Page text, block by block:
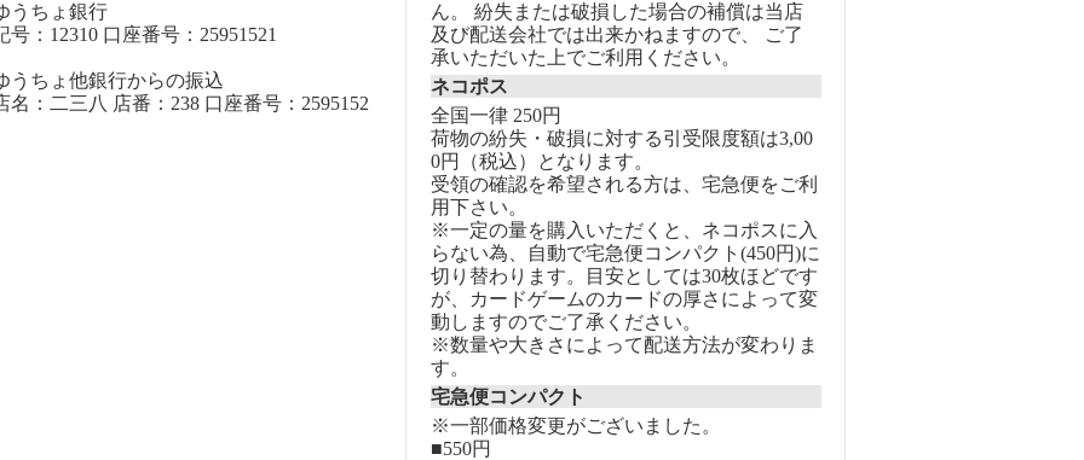
うちょ銀行
号：12310 口座番号：25951521
うちょ他銀行からの振込
名：二三八 店番：238 口座番号：2595152
ん。 紛失または破損した場合の補償は当店
及び配送会社では出来かねますので、 ご了
承いただいた上でご利用ください。
ネコポス
全国一律 250円
荷物の紛失・破損に対する引受限度額は3,00
0円（税込）となります。
受領の確認を希望される方は、宅急便をご利
用下さい。
※一定の量を購入いただくと、ネコポスに入
らない為、自動で宅急便コンパクト(450円)に
切り替わります。目安としては30枚ほどです
が、カードゲームのカードの厚さによって変
動しますのでご了承ください。
※数量や大きさによって配送方法が変わりま
す。
宅急便コンパクト
※一部価格変更がございました。
■550円